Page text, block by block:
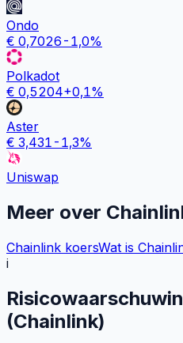
Ondo
€ 0,7026 -1,0%
Polkadot
€ 0,5204+0,1%
Aster
€ 3,431 -1,3%
Uniswap
Meer over
Chainlink koersWat is
i
(Chainlink)